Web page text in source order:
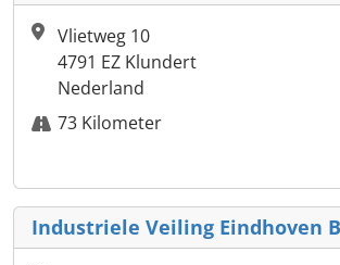
Vlietweg 10
4791 EZ Klundert
Nederland
73 Kilometer
Industriele Veiling Eindhoven